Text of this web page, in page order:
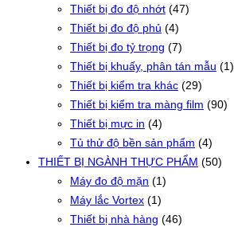
Thiết bị đo độ nhớt (47)
Thiết bị đo độ phủ (4)
Thiết bị đo tỷ trọng (7)
Thiết bị khuấy, phân tán mẫu (1)
Thiết bị kiểm tra khác (29)
Thiết bị kiểm tra màng film (90)
Thiết bị mực in (4)
Tủ thử độ bền sản phẩm (4)
THIẾT BỊ NGÀNH THỰC PHẨM (50)
Máy đo độ mặn (1)
Máy lắc Vortex (1)
Thiết bị nhà hàng (46)